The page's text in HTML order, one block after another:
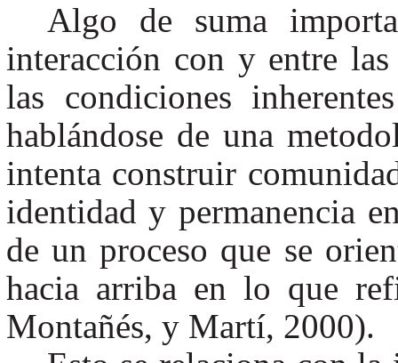
Algo de suma
interacción con y entre
las condiciones
hablándose de una
intenta construir
identidad y permanencia
de un proceso que se
hacia arriba en lo que
Montañés, y Martí, 2000).